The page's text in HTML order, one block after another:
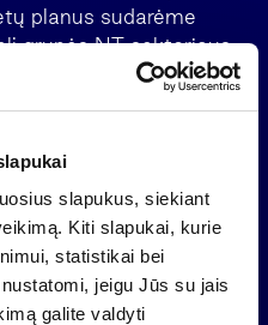
slapukus, siekiant
Kiti slapukai, kurie
statistikai bei
jeigu Jūs su jais
galite valdyti
planus sudarėme
grupės NT sektoriaus
sėkmingai
metais „Invalda“
uždirbs 46,85 mln. Lt
ais metais AB
portfelio vertė buvo
vertė – 869, 3 mln.